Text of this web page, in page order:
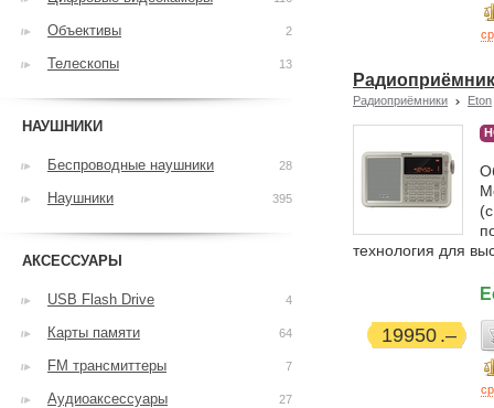
Радиоприёмники Eton
технология для
19950
Объективы 2
Телескопы 13
НАУШНИКИ
Беспроводные наушники 28
Наушники 395
АКСЕССУАРЫ
USB Flash Drive 4
Карты памяти 64
FM трансмиттеры 7
Аудиоаксессуары 27